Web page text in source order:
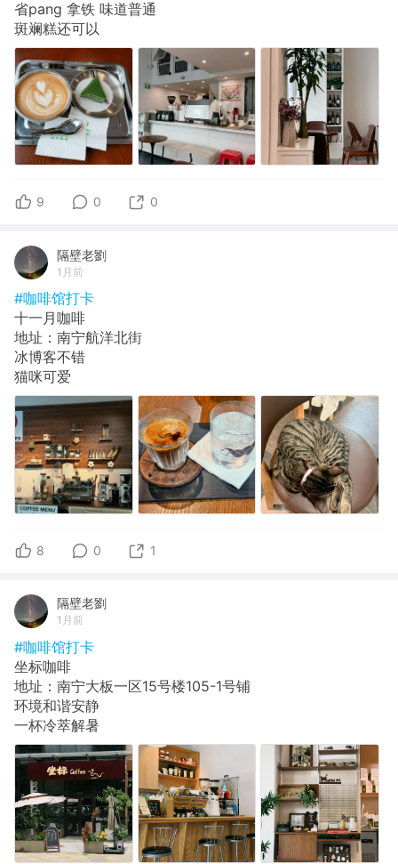
省pang 拿铁 味道普通
斑斓糕还可以
9 0 0
隔壁老劉
1月前
#咖啡馆打卡
十一月咖啡
地址：南宁航洋北街
冰博客不错
猫咪可爱
8 0 1
隔壁老劉
1月前
#咖啡馆打卡
坐标咖啡
地址：南宁大板一区15号楼105-1号铺
环境和谐安静
一杯冷萃解暑